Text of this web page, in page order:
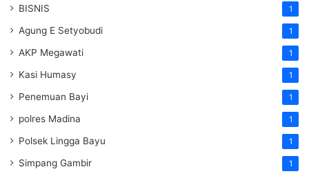
BISNIS 1
Agung E Setyobudi 1
AKP Megawati 1
Kasi Humasy 1
Penemuan Bayi 1
polres Madina 1
Polsek Lingga Bayu 1
Simpang Gambir 1